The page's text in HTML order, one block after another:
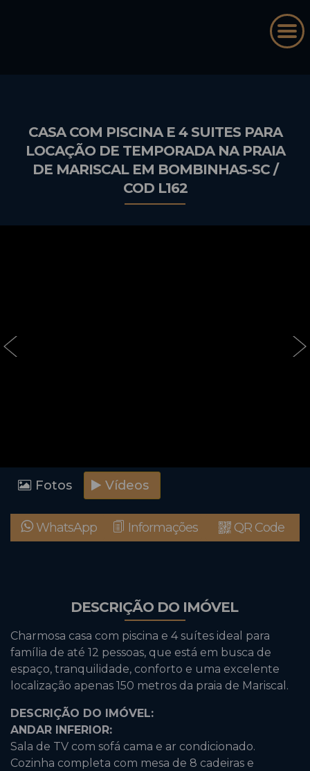
CASA COM PISCINA E 4 SUITES PARA
LOCAÇÃO DE TEMPORADA NA PRAIA
DE MARISCAL EM BOMBINHAS-SC /
COD L162
‹ ›
Fotos Vídeos
WhatsApp Informações QR Code
DESCRIÇÃO DO IMÓVEL
Charmosa casa com piscina e 4 suítes ideal para
família de até 12 pessoas, que está em busca de
espaço, tranquilidade, conforto e uma excelente
localização apenas 150 metros da praia de Mariscal.
DESCRIÇÃO DO IMÓVEL:
ANDAR INFERIOR:
Sala de TV com sofá cama e ar condicionado.
Cozinha completa com mesa de 8 cadeiras e